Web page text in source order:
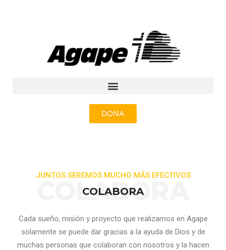
DONA
JUNTOS SEREMOS MUCHO MÁS EFECTIVOS
COLABORA
COLABORA
Cada sueño, misión y proyecto que realizamos en Agape
solamente se puede dar gracias a la ayuda de Dios y de
muchas personas que colaboran con nosotros y la hacen